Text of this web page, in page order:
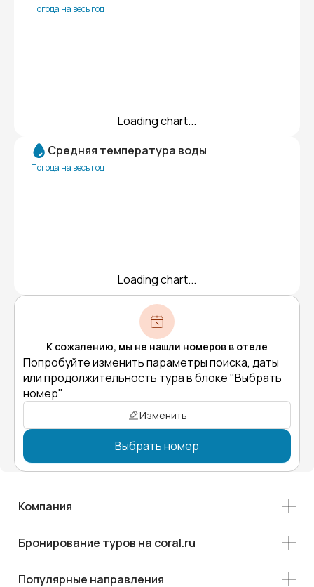
Погода на весь год
Loading chart...
Средняя температура воды
Погода на весь год
Loading chart...
К сожалению, мы не нашли номеров в отеле
Попробуйте изменить параметры поиска, даты
или продолжительность тура в блоке "Выбрать
номер"
Изменить
Выбрать номер
Компания
Бронирование туров на coral.ru
Популярные направления